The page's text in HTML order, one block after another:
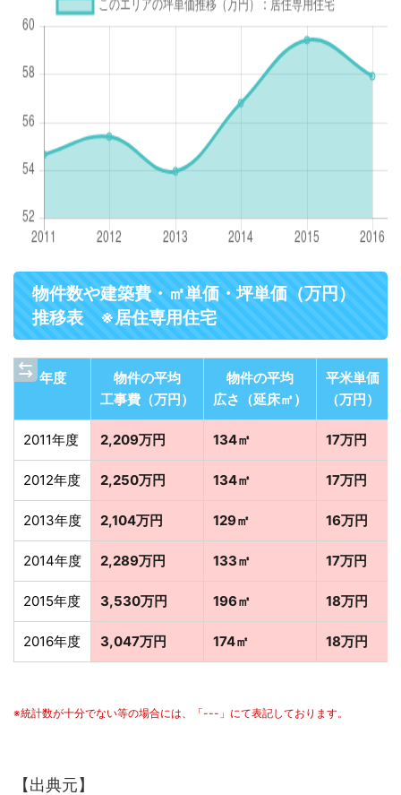
物件数や建築費・㎡単価・坪単価（万円）
推移表 ※居住専用住宅
年度
物件の平均
工事費（万円）
物件の平均
広さ（延床㎡）
平米単価
（万円）
2011年度 2,209万円 134㎡ 17万円
2012年度 2,250万円 134㎡ 17万円
2013年度 2,104万円 129㎡ 16万円
2014年度 2,289万円 133㎡ 17万円
2015年度 3,530万円 196㎡ 18万円
2016年度 3,047万円 174㎡ 18万円
※統計数が十分でない等の場合には、「---」にて表記しております。
【出典元】